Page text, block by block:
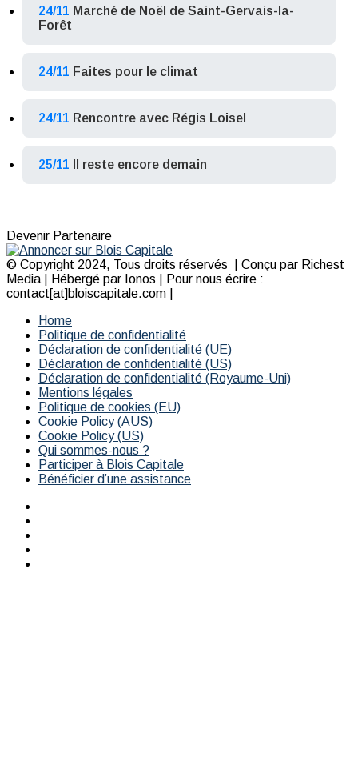
24/11 Marché de Noël de Saint-Gervais-la-
Forêt
24/11 Faites pour le climat
24/11 Rencontre avec Régis Loisel
25/11 Il reste encore demain
Devenir Partenaire
© Copyright 2024, Tous droits réservés | Conçu par Richest
Media | Hébergé par Ionos | Pour nous écrire :
contact[at]bloiscapitale.com |
Home
Politique de confidentialité
Déclaration de confidentialité (UE)
Déclaration de confidentialité (US)
Déclaration de confidentialité (Royaume-Uni)
Mentions légales
Politique de cookies (EU)
Cookie Policy (AUS)
Cookie Policy (US)
Qui sommes-nous ?
Participer à Blois Capitale
Bénéficier d’une assistance